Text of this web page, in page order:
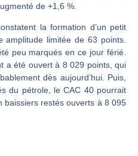
La France, maillon faible de l’Europe ! | Jean-Louis Cussac – Chrono CAC
Pourquoi 6 guerres explosent en même temps cette semaine | par Louis-Antoine Michelet
Les investisseurs y croient toujours | Point Stratégique Hebdomadaire – Éric Galiègue
Une inertie haussière qui ralentit | Antoine Quesada – Chrono CAC
Pourquoi le monde entier vacille en même temps cette semaine ? | par Louis-Antoine Michelet
de +1,6 %.
la formation d’un petit
amplitude limitée de 63 points.
peu marqués en ce jour férié.
a été ouvert à 8 029 points, qui
dès aujourd’hui. Puis,
du pétrole, le CAC 40 pourrait
baissiers restés ouverts à 8 095